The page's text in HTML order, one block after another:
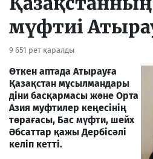
мүфтиі
9 651 рет қаралды
Өткен аптада Атырауға
Қазақстан мұсылмандары
діни басқармасы және Орта
Азия муфтилер кеңесінің
төрағасы, Бас мүфти, шейх
Әбсаттар қажы Дербісәлі
келіп кетті.